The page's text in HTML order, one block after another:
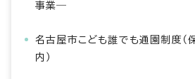
事業―
名古屋市こども誰でも通園制度（
内）